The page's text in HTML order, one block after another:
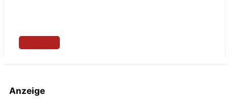
Anzeige